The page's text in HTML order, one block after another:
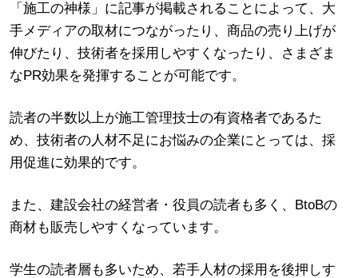
「施工の神様」に記事が掲載されることによって、大
手メディアの取材につながったり、商品の売り上げが
伸びたり、技術者を採用しやすくなったり、さまざま
なPR効果を発揮することが可能です。
読者の半数以上が施工管理技士の有資格者であるた
め、技術者の人材不足にお悩みの企業にとっては、採
用促進に効果的です。
また、建設会社の経営者・役員の読者も多く、BtoBの
商材も販売しやすくなっています。
学生の読者層も多いため、若手人材の採用を後押しす